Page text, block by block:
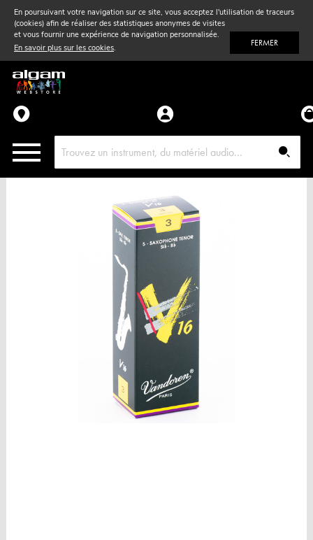
En poursuivant votre navigation sur ce site, vous acceptez l'utilisation de traceurs
(cookies) afin de réaliser des statistiques anonymes de visites
et vous fournir une expérience de navigation personnalisée.
En savoir plus sur les cookies. FERMER
Vent& Violon
Accessoires
Pièces détachées